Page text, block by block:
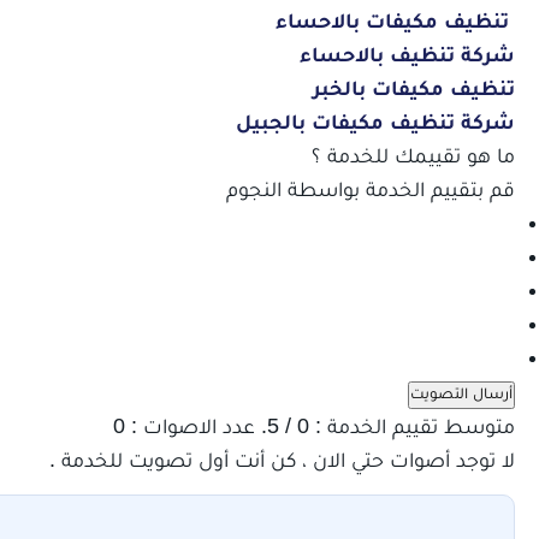
تنظيف مكيفات بالاحساء
شركة تنظيف بالاحساء
تنظيف مكيفات بالخبر
شركة تنظيف مكيفات بالجبيل
ما هو تقييمك للخدمة ؟
قم بتقييم الخدمة بواسطة النجوم
أرسال التصويت
متوسط تقييم الخدمة : 0 / 5. عدد الاصوات :
0
لا توجد أصوات حتي الان ، كن أنت أول تصويت للخدمة .